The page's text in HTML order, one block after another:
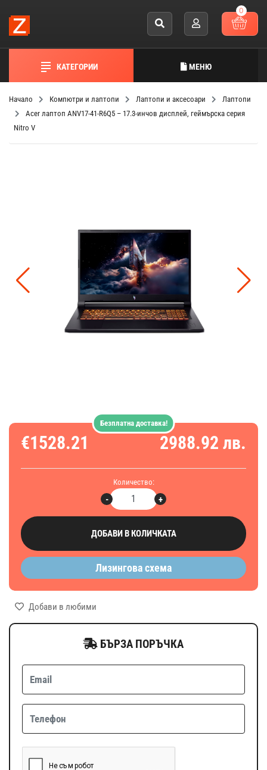
0
КАТЕГОРИИ МЕНЮ
Начало Компютри и лаптопи Лаптопи и аксесоари
Лаптопи
Acer лаптоп ANV17-41-R6Q5 – 17.3-инчов дисплей, геймърска серия
Nitro V
€1528.21 2988.92 лв.
Количество:
+
-
ДОБАВИ В КОЛИЧКАТА
Безплатна доставка!
Лизингова схема
Добави в любими
БЪРЗА ПОРЪЧКА